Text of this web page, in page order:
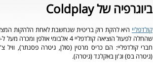
ביוגרפיה של Coldplay
קולדפליי היא להקת רוק בריטית שנחשבת לאחת הלהקות
חברי קולדפליי: הם כריס מרטין (סולן, גיטרה פסנתר), וויל
(גיטרה בס) וג'ון באקלנד (גיטרה).